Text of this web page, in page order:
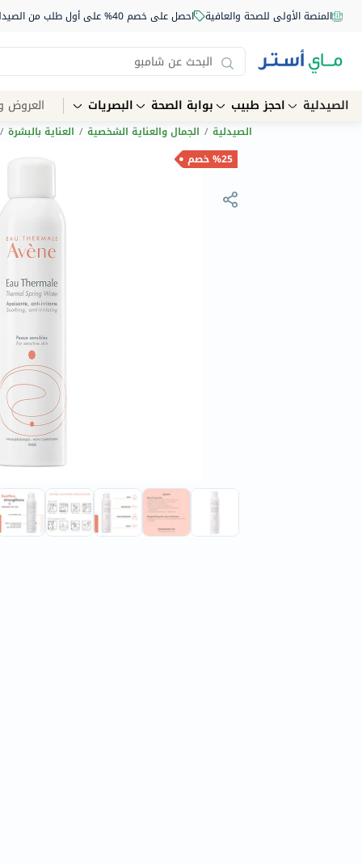
المنصة الأولى للصحة والعافية احصل على خصم 40% على أول طلب من الصيدلية أونلاين استخدم الكود: NEW40
الصيدلية احجز طبيب بوابة الصحة البصريات العروض
الصيدلية / الجمال والعناية الشخصية / العناية بالبشرة /
%25 خصم